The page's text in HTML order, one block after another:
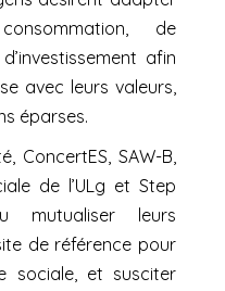
de
afin
avec leurs valeurs,
éparses.
ConcertES, SAW-B,
de l’ULg et Step
mutualiser leurs
de référence pour
sociale, et susciter